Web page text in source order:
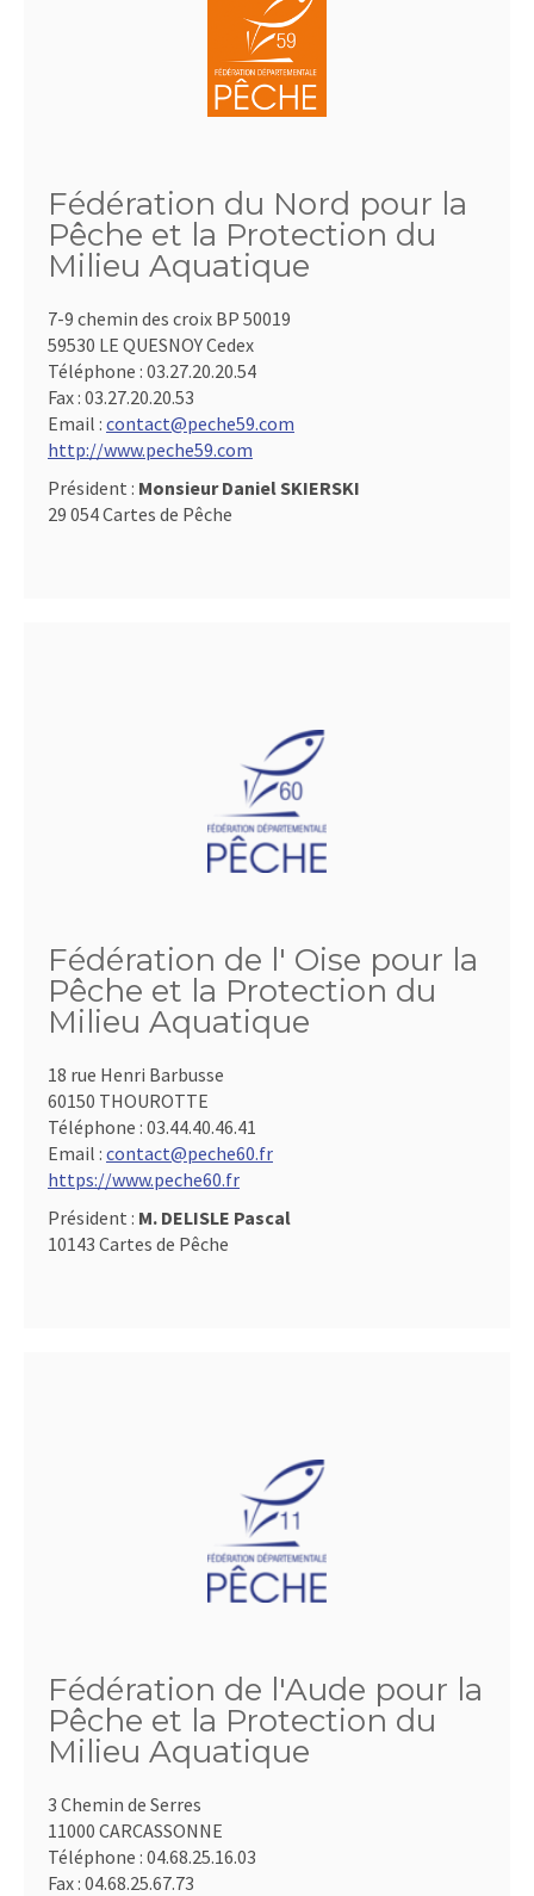
Fédération du Nord pour la
Pêche et la Protection du
Milieu Aquatique
7-9 chemin des croix BP 50019
59530 LE QUESNOY Cedex
Téléphone : 03.27.20.20.54
Fax : 03.27.20.20.53
Email : contact@peche59.com
http://www.peche59.com
Président : Monsieur Daniel SKIERSKI
29 054 Cartes de Pêche
Fédération de l' Oise pour la
Pêche et la Protection du
Milieu Aquatique
18 rue Henri Barbusse
60150 THOUROTTE
Téléphone : 03.44.40.46.41
Email : contact@peche60.fr
https://www.peche60.fr
Président : M. DELISLE Pascal
10143 Cartes de Pêche
Fédération de l'Aude pour la
Pêche et la Protection du
Milieu Aquatique
3 Chemin de Serres
11000 CARCASSONNE
Téléphone : 04.68.25.16.03
Fax : 04.68.25.67.73